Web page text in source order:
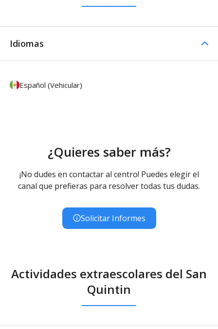
Idiomas
Español (Vehicular)
¿Quieres saber más?
¡No dudes en contactar al centro! Puedes elegir el
canal que prefieras para resolver todas tus dudas.
Solicitar Informes
Actividades extraescolares del San
Quintin